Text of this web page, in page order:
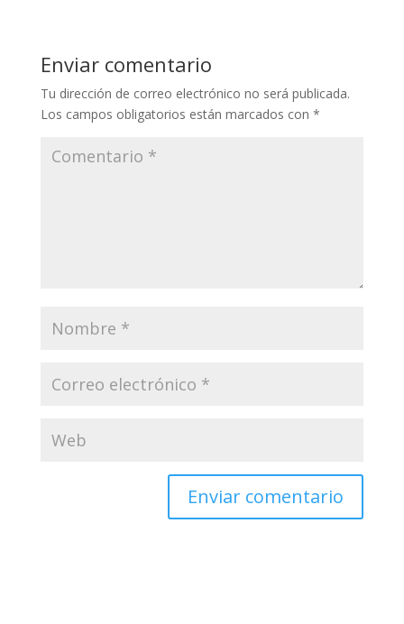
Enviar comentario
Tu dirección de correo electrónico no será publicada.
Los campos obligatorios están marcados con *